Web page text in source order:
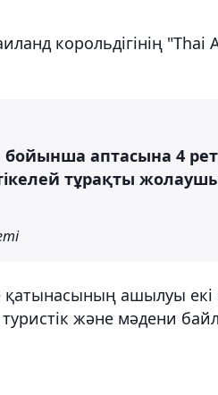
корольдігінің "Thai
аптасына 4 рет
тұрақты
қатынасының ашылуы
және мәдени